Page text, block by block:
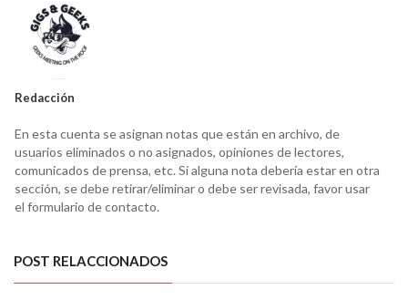
Redacción
En esta cuenta se asignan notas que están en archivo, de
usuarios eliminados o no asignados, opiniones de lectores,
comunicados de prensa, etc. Si alguna nota debería estar en otra
sección, se debe retirar/eliminar o debe ser revisada, favor usar
el formulario de contacto.
POST RELACCIONADOS